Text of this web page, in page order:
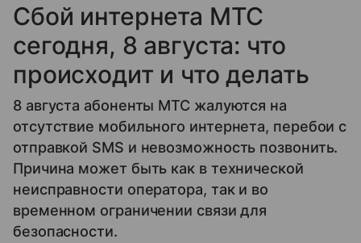
Сбой интернета МТС
сегодня, 8 августа: что
происходит и что делать
8 августа абоненты МТС жалуются на
отсутствие мобильного интернета, перебои с
отправкой SMS и невозможность позвонить.
Причина может быть как в технической
неисправности оператора, так и во
временном ограничении связи для
безопасности.